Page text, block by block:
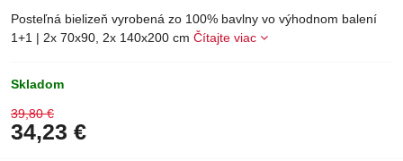
Posteľná bielizeň vyrobená zo 100% bavlny vo výhodnom balení
1+1 | 2x 70x90, 2x 140x200 cm Čítajte viac
Skladom
39,80 €
34,23 €